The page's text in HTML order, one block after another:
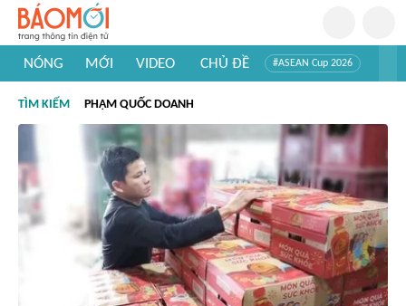
NÓNG MỚI VIDEO CHỦ ĐỀ #ASEAN Cup 2026
#Khám phá thế giới
TÌM KIẾM PHẠM QUỐC DOANH